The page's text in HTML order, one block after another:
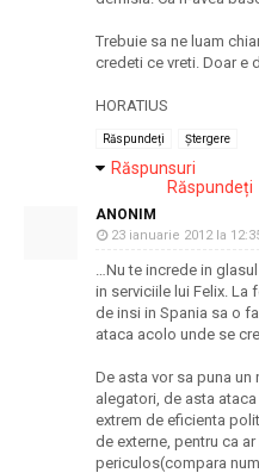
Trebuie sa ne luam
credeti ce vreti. Doar e
HORATIUS
Răspundeți Ștergere
Răspunsuri
Răspundeți
ANONIM
23 ianuarie 2012 la
…Nu te increde in
in serviciile lui Felix. La
de insi in Spania sa o
ataca acolo unde se
De asta vor sa puna
alegatori, de asta
extrem de eficienta
de externe, pentru ca
periculos(compara